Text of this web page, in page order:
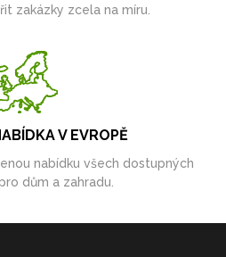
zakázky zcela na míru.
V EVROPĚ
nabídku všech dostupných
dům a zahradu.